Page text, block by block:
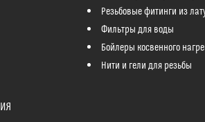
Резьбовые фитинги из
Фильтры для воды
Бойлеры косвенного
Нити и гели для резьбы